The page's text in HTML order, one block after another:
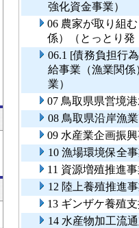
強化資金事業）
06 農家が取り組
係）（とっとり発
06.1 [債務負担行
給事業（漁業関
業）
07 鳥取県県営境
08 鳥取県沿岸漁
09 水産業企画振
10 漁場環境保全
11 資源増殖推進
12 陸上養殖推進
13 ギンザケ養殖
14 水産物加工流